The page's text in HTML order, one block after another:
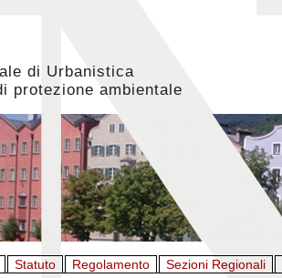
di Urbanistica
protezione ambientale
Statuto Regolamento Sezioni Regionali